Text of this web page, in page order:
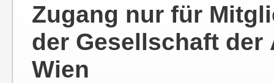
Zugang nur für
der Gesellschaft der
Wien